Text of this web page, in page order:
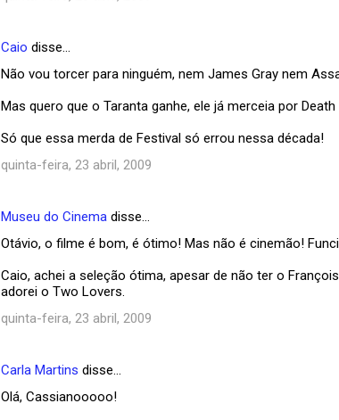
Caio disse…
Não vou torcer para ninguém, nem James Gray nem
Mas quero que o Taranta ganhe, ele já merceia por
Só que essa merda de Festival só errou nessa década!
quinta-feira, 23 abril, 2009
Museu do Cinema disse…
Otávio, o filme é bom, é ótimo! Mas não é cinemão!
Caio, achei a seleção ótima, apesar de não ter o
adorei o Two Lovers.
quinta-feira, 23 abril, 2009
Carla Martins disse…
Olá, Cassianooooo!